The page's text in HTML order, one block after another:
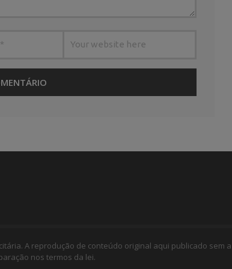
A reprodução de conteúdo original aqui publicado
nos termos da lei.